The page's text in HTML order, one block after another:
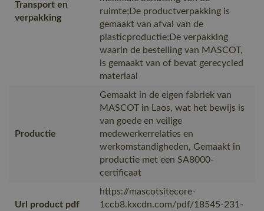
Transport en
verpakking
ruimte;De productverpakking is
gemaakt van afval van de
plasticproductie;De verpakking
waarin de bestelling van MASCOT,
is gemaakt van of bevat gerecycled
materiaal
Productie
Gemaakt in de eigen fabriek van
MASCOT in Laos, wat het bewijs is
van goede en veilige
medewerkerrelaties en
werkomstandigheden, Gemaakt in
productie met een SA8000-
certificaat
Url product pdf
https://mascotsitecore-
1ccb8.kxcdn.com/pdf/18545-231-